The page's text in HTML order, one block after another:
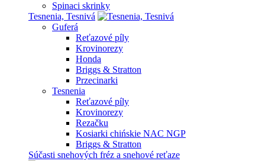
Spinaci skrinky
Tesnenia, Tesnivá
Guferá
Reťazové píly
Krovinorezy
Honda
Briggs & Stratton
Przecinarki
Tesnenia
Reťazové píly
Krovinorezy
Rezačku
Kosiarki chińskie NAC NGP
Briggs & Stratton
Súčasti snehových fréz a snehové reťaze